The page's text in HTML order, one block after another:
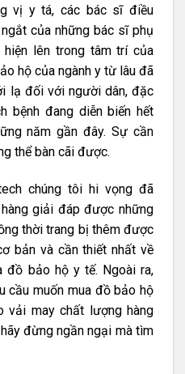
vị y tá, các bác sĩ điều
của những bác sĩ phụ
lên trong tâm trí của
hộ của ngành y từ lâu đã
lạ đối với người dân, đặc
bệnh đang diễn biến hết
năm gần đây. Sự cần
thể bàn cãi được.
chúng tôi hi vọng đã
giải đáp được những
thời trang bị thêm được
bản và cần thiết nhất về
đồ bảo hộ y tế. Ngoài ra,
cầu muốn mua đồ bảo hộ
vải may chất lượng hàng
đừng ngần ngại mà tìm